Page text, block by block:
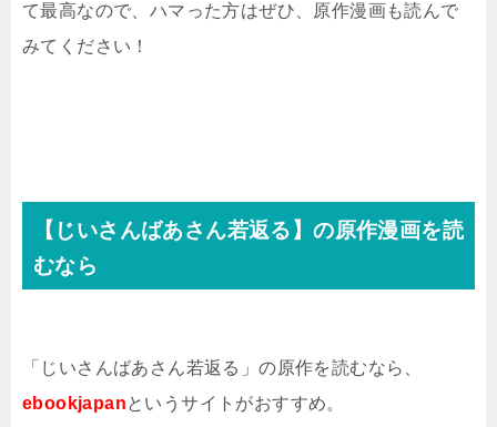
て最高なので、ハマった方はぜひ、原作漫画も読んで
みてください！
【じいさんばあさん若返る】の原作漫画を読
むなら
「じいさんばあさん若返る」の原作を読むなら、
ebookjapanというサイトがおすすめ。